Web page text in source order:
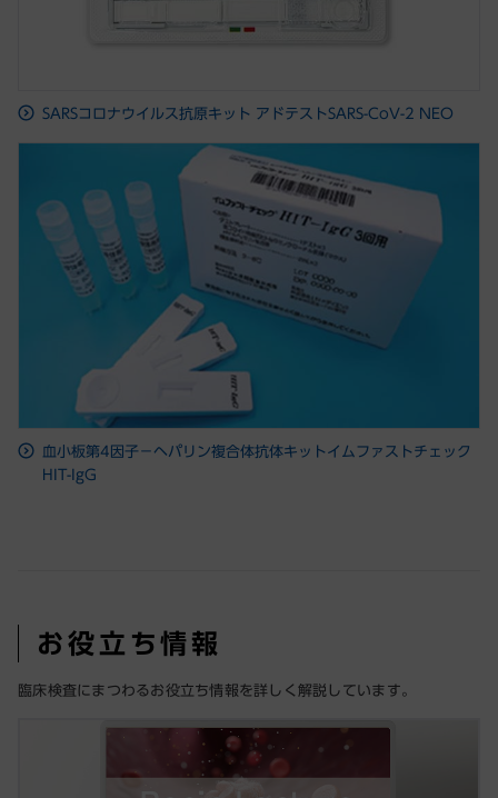
SARSコロナウイルス抗原キット アドテストSARS-CoV-2 NEO
血小板第4因子－ヘパリン複合体抗体キットイムファストチェック
HIT-IgG
お役立ち情報
臨床検査にまつわるお役立ち情報を詳しく解説しています。